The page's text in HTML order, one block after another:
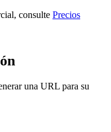
consulte Precios
una URL para su